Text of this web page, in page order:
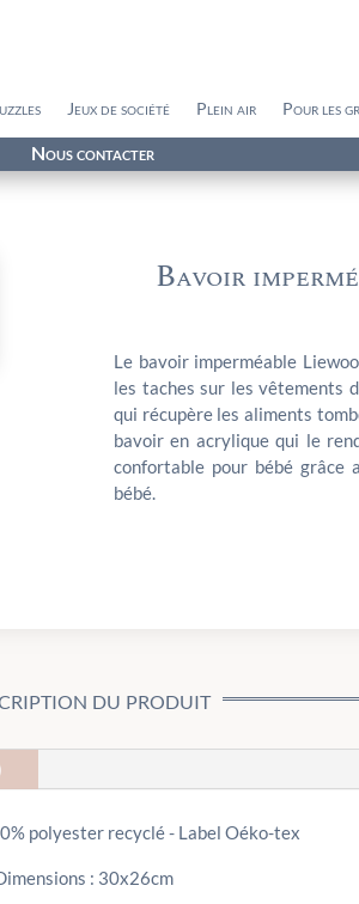
Jeux de société Plein air Pour les
Nous contacter
Bavoir
Le bavoir imperméable
les taches sur les vêtements
qui récupère les aliments
bavoir en acrylique qui le
confortable pour bébé grâce
bébé.
du produit
polyester recyclé - Label Oéko-tex
: 30x26cm